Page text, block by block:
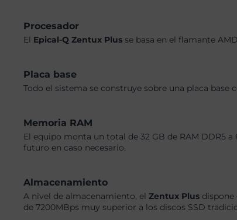
Procesador
El Epical-Q Zentux Plus se basa en el flamante
Placa base
Todo el sistema se construye sobre una placa
Memoria RAM
El equipo monta un total de 32 GB de RAM DDR5
futuro en caso necesario.
Almacenamiento
A nivel de almacenamiento, elZentux Plus dispone
de 7200MBps muy superior a los discos SSD